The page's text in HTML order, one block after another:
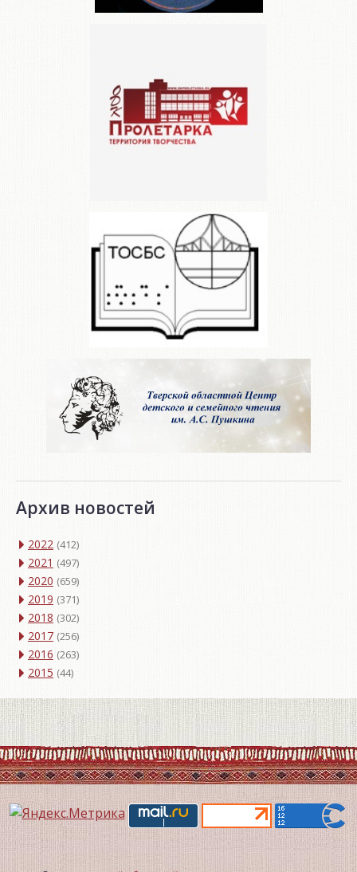
Архив новостей
2022 (412)
2021 (497)
2020 (659)
2019 (371)
2018 (302)
2017 (256)
2016 (263)
2015 (44)